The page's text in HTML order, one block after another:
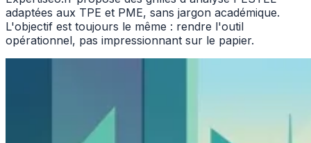
adaptées aux TPE et PME, sans jargon académique.
L'objectif est toujours le même : rendre l'outil
opérationnel, pas impressionnant sur le papier.